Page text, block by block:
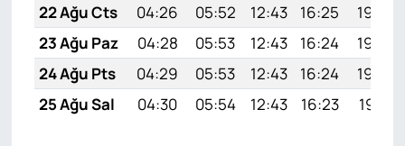
22 Ağu Cts
04:26 05:52 12:43 16:25
19:25
23 Ağu Paz
04:28 05:53 12:43 16:24
19:24
24 Ağu Pts
04:29 05:53 12:43 16:24
19:22
25 Ağu Sal
04:30 05:54 12:43 16:23 19:21